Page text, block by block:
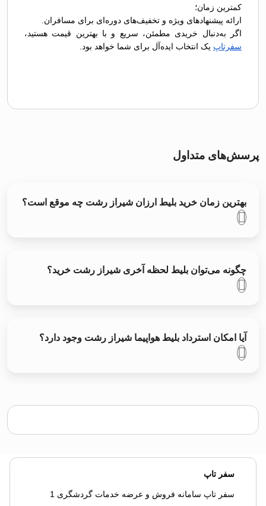
کمترین زمان؛
ارائه پیشنهادهای ویژه و تخفیف‌های دوره‌ای برای مسافران.
اگر به‌دنبال خریدی مطمئن، سریع و با بهترین قیمت هستید،
سفرتاپ یک انتخاب ایده‌آل برای شما خواهد بود.
پرسش‌های متداول
بهترین زمان خرید بلیط ارزان شیراز رشت چه موقع است؟
چگونه می‌توان بلیط لحظه آخری شیراز رشت خرید؟
آیا امکان استرداد بلیط هواپیما شیراز رشت وجود دارد؟
سفر تاپ
سفر تاپ سامانه فروش و عرضه خدمات گردشگری 1